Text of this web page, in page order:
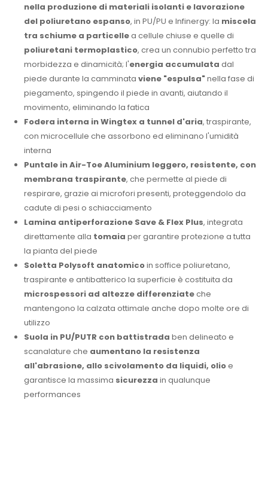
nella produzione di materiali isolanti e lavorazione
del poliuretano espanso, in PU/PU e Infinergy: la miscela
tra schiume a particellea cellule chiuse e quelle di
poliuretani termoplastico, crea un connubio perfetto tra
morbidezza e dinamicità; l'energia accumulata dal
piede durante la camminata viene "espulsa"nella fase di
piegamento, spingendo il piede in avanti, aiutando il
movimento, eliminando la fatica
Fodera interna in Wingtex a tunnel d'aria, traspirante,
con microcellule che assorbono ed eliminano l'umidità
interna
Puntale in Air-Toe Aluminium leggero, resistente, con
membrana traspirante, che permette al piede di
respirare, grazie ai microfori presenti, proteggendolo da
cadute di pesi o schiacciamento
Lamina antiperforazione Save & Flex Plus, integrata
direttamente alla tomaia per garantire protezione a tutta
la pianta del piede
Soletta Polysoft anatomicoin soffice poliuretano,
traspirante e antibatterico la superficie è costituita da
microspessori ad altezze differenziateche
mantengono la calzata ottimale anche dopo molte ore di
utilizzo
Suola in PU/PUTR con battistrada ben delineato e
scanalature che aumentano la resistenza
all'abrasione, allo scivolamento da liquidi, olioe
garantisce la massima sicurezza in qualunque
performances